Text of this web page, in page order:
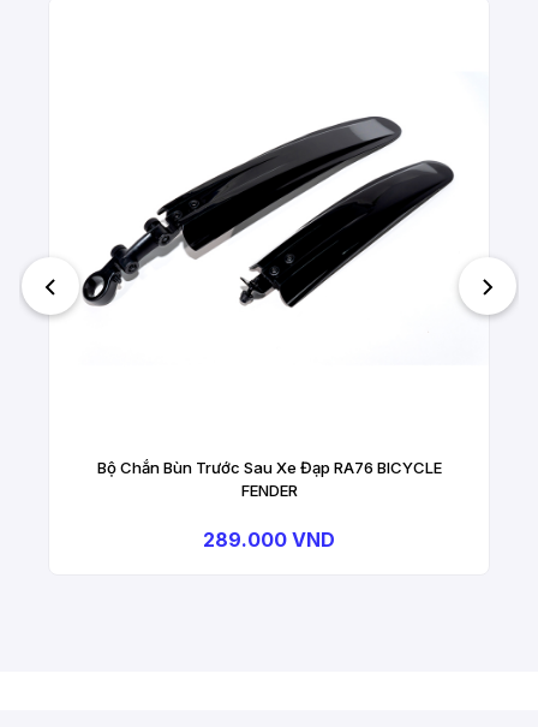
Bộ Chắn Bùn Trước Sau Xe Đạp RA76 BICYCLE
FENDER
289.000 VND